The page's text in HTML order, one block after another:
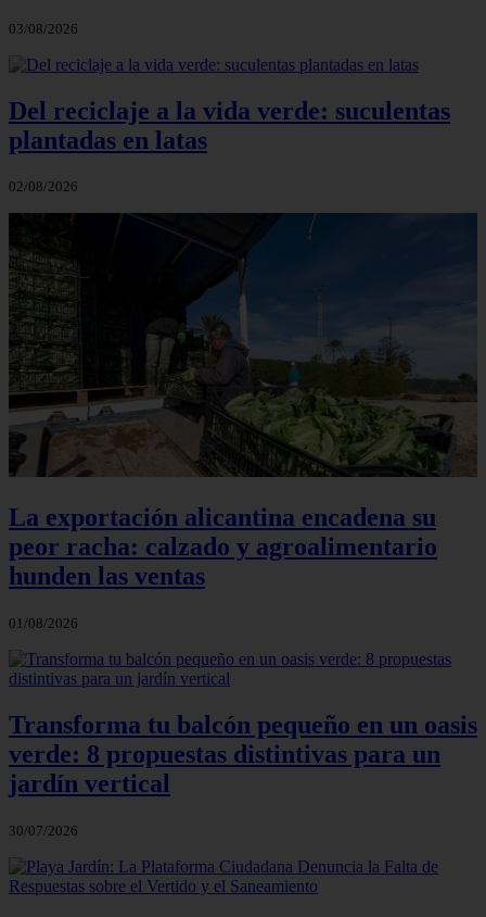
03/08/2026
Del reciclaje a la vida verde: suculentas
plantadas en latas
02/08/2026
La exportación alicantina encadena su
peor racha: calzado y agroalimentario
hunden las ventas
01/08/2026
Transforma tu balcón pequeño en un oasis
verde: 8 propuestas distintivas para un
jardín vertical
30/07/2026